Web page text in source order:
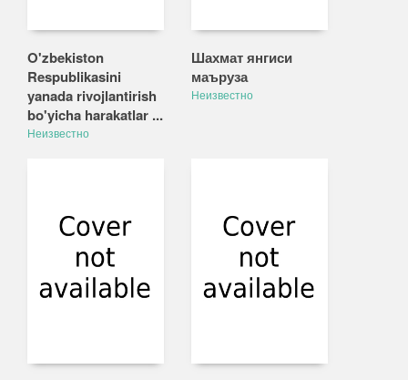
O'zbekiston
Respublikasini
yanada rivojlantirish
bo'yicha harakatlar ...
Неизвестно
Шахмат янгиси
маъруза
Неизвестно